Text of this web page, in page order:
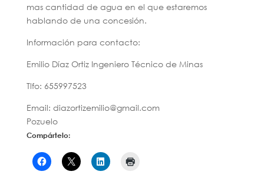
mas cantidad de agua en el que estaremos
hablando de una concesión.
Información para contacto:
Emilio Díaz Ortiz Ingeniero Técnico de Minas
Tlfo: 655997523
Email: diazortizemilio@gmail.com
Pozuelo
Compártelo: